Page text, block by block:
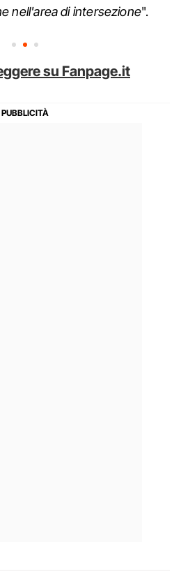
nell'area di intersezione".
su Fanpage.it